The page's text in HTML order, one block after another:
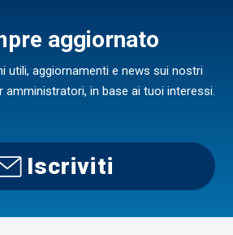
aggiornato
utili, aggiornamenti e news sui nostri
in base ai tuoi interessi.
Iscriviti